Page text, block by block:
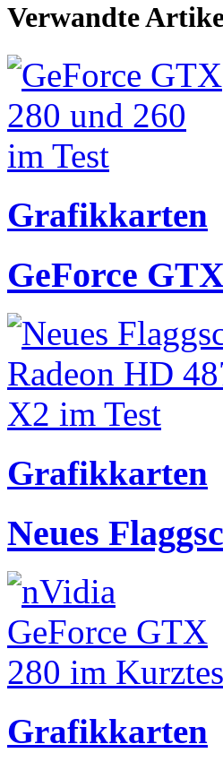
Verwandte
Grafikkarten
GeForce
Grafikkarten
Neues
Grafikkarten